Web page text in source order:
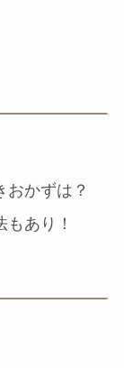
おかずは？
あり！